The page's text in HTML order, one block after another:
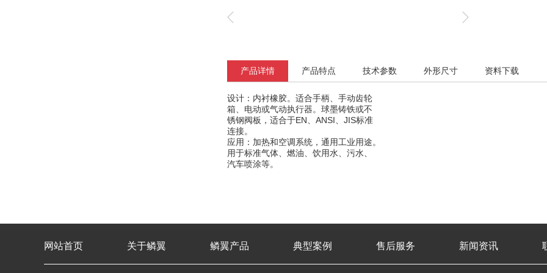
产品详情 产品特点 技术参数 外形尺寸 资料下载
设计：内衬橡胶。适合手柄、手动齿轮
箱、电动或气动执行器。球墨铸铁或不
锈钢阀板，适合于EN、ANSI、JIS标准
连接。
应用：加热和空调系统，通用工业用途。
用于标准气体、燃油、饮用水、污水、
汽车喷涂等。
网站首页 关于鳞翼 鳞翼产品 典型案例 售后服务 新闻资讯